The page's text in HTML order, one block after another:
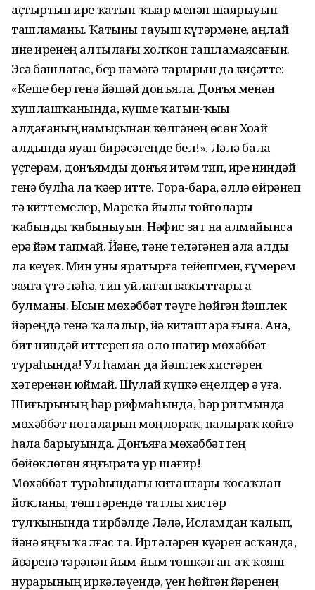
аҫтыртын ире ҡатын-ҡыҙҙар менән шаярыуын
ташламаны. Ҡатыны тауыш күтәрмәне, аңлай
ине иренең алтылағы холҡон ташламаясағын.
Эсә башлағас, бер нәмәгә тарырын да киҫәтте:
«Кеше бер генә йәшәй донъяла. Донъя менән
хушлашҡаныңда, күпме ҡатын-ҡыҙҙы
алдағаның,намыҫынан көлгәнең өсөн Хоҙай
алдында яуап бирәсәгеңде бел!». Ләлә бала
үҫтерәм, донъямды донъя итәм тип, ире ниндәй
генә булһа ла ҡәҙер итте. Тора-бара, әллә өйрәнеп
тә киттемелер, Марсҡа йылы тойғолары
ҡабынды ҡабыныуын. Нәфис зат наҙ алмайынса
ерҙә йәм тапмай. Йәне, тәне теләгәнен ала алды
ла кеүек. Мин уны яратырға тейешмен, ғүмерем
заяға үтә ләһә, тип уйлаған ваҡыттары аҙ
булманы. Ысын мөхәббәт тәүге һөйгән йәшлек
йәреңдә генә ҡалалыр, йә китаптарҙа ғына. Ана,
бит ниндәй иттереп яҙа оло шағир мөхәббәт
тураһында! Ул һаман да йәшлек хистәрен
хәтеренән юймай. Шулай күпкә еңелдер ҙә уға.
Шиғырының һәр рифмаһында, һәр ритмында
мөхәббәт ноталарын моңлораҡ, наҙлыраҡ көйгә
һала барыуында. Донъяға мөхәббәттең
бөйөклөгөн яңғырата ҙур шағир!
Мөхәббәт тураһындағы китаптарҙы ҡосаҡлап
йоҡланы, төштәрендә татлы хистәр
тулҡынында тирбәлде Ләлә, Исламдан ҡалып,
йәнә яңғыҙ ҡалғас та. Иртәләрен күҙҙәрен асҡанда,
йөҙҙәренә тәҙрәнән йым-йым төшкән ап-аҡ ҡояш
нурҙарының иркәләүендә, үҙен һөйгән йәренең